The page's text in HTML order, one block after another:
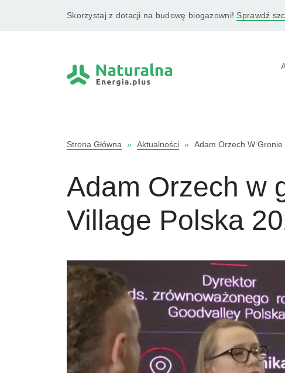
Skorzystaj z dotacji na budowę biogazowni! Sprawdź
Strona Główna » Aktualności » Adam Orzech W
Adam Orzech w
Village Polska